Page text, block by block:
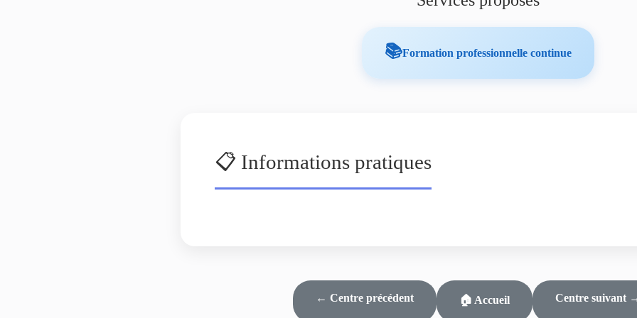
📚Formation professionnelle continue
📋 Informations pratiques
← Centre précédent 🏠 Accueil Centre suivant